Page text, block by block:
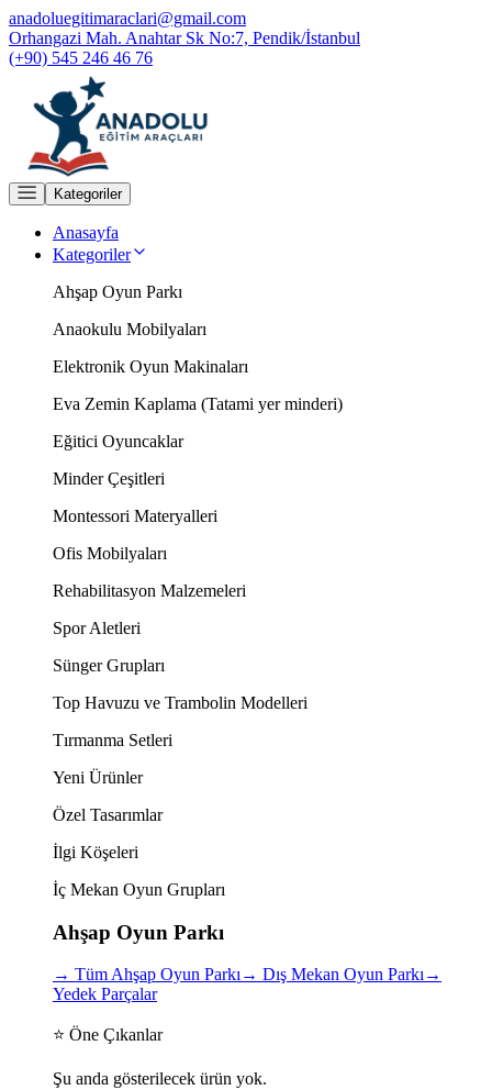
anadoluegitimaraclari@gmail.com
Orhangazi Mah. Anahtar Sk No:7, Pendik/İstanbul
(+90) 545 246 46 76
Kategoriler
Anasayfa
Kategoriler
Ahşap Oyun Parkı
Anaokulu Mobilyaları
Elektronik Oyun Makinaları
Eva Zemin Kaplama (Tatami yer minderi)
Eğitici Oyuncaklar
Minder Çeşitleri
Montessori Materyalleri
Ofis Mobilyaları
Rehabilitasyon Malzemeleri
Spor Aletleri
Sünger Grupları
Top Havuzu ve Trambolin Modelleri
Tırmanma Setleri
Yeni Ürünler
Özel Tasarımlar
İlgi Köşeleri
İç Mekan Oyun Grupları
Ahşap Oyun Parkı
→ Tüm Ahşap Oyun Parkı→ Dış Mekan Oyun Parkı→
Yedek Parçalar
⭐ Öne Çıkanlar
Şu anda gösterilecek ürün yok.